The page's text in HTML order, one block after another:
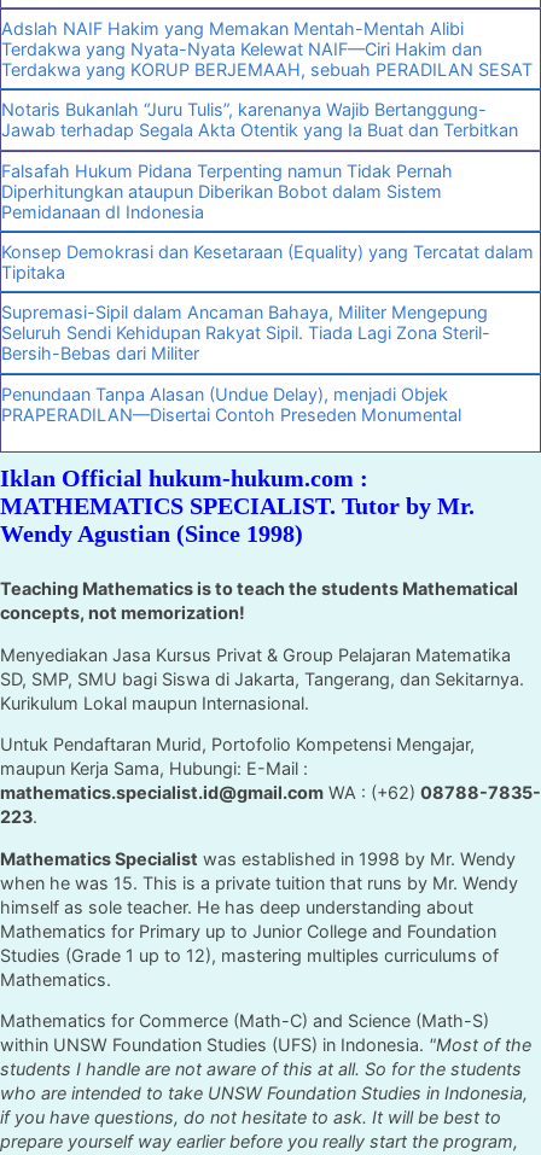
Adslah NAIF Hakim yang Memakan Mentah-Mentah Alibi
Terdakwa yang Nyata-Nyata Kelewat NAIF—Ciri Hakim dan
Terdakwa yang KORUP BERJEMAAH, sebuah PERADILAN SESAT
Notaris Bukanlah “Juru Tulis”, karenanya Wajib Bertanggung-
Jawab terhadap Segala Akta Otentik yang Ia Buat dan Terbitkan
Falsafah Hukum Pidana Terpenting namun Tidak Pernah
Diperhitungkan ataupun Diberikan Bobot dalam Sistem
Pemidanaan dI Indonesia
Konsep Demokrasi dan Kesetaraan (Equality) yang Tercatat dalam
Tipitaka
Supremasi-Sipil dalam Ancaman Bahaya, Militer Mengepung
Seluruh Sendi Kehidupan Rakyat Sipil. Tiada Lagi Zona Steril-
Bersih-Bebas dari Militer
Penundaan Tanpa Alasan (Undue Delay), menjadi Objek
PRAPERADILAN—Disertai Contoh Preseden Monumental
Iklan Official hukum-hukum.com :
MATHEMATICS SPECIALIST. Tutor by Mr.
Wendy Agustian (Since 1998)
Teaching Mathematics is to teach the students Mathematical
concepts, not memorization!
Menyediakan Jasa Kursus Privat & Group Pelajaran Matematika
SD, SMP, SMU bagi Siswa di Jakarta, Tangerang, dan Sekitarnya.
Kurikulum Lokal maupun Internasional.
Untuk Pendaftaran Murid, Portofolio Kompetensi Mengajar,
maupun Kerja Sama, Hubungi: E-Mail :
mathematics.specialist.id@gmail.com WA : (+62) 08788-7835-
223.
Mathematics Specialist was established in 1998 by Mr. Wendy
when he was 15. This is a private tuition that runs by Mr. Wendy
himself as sole teacher. He has deep understanding about
Mathematics for Primary up to Junior College and Foundation
Studies (Grade 1 up to 12), mastering multiples curriculums of
Mathematics.
Mathematics for Commerce (Math-C) and Science (Math-S)
within UNSW Foundation Studies (UFS) in Indonesia. "Most of the
students I handle are not aware of this at all. So for the students
who are intended to take UNSW Foundation Studies in Indonesia,
if you have questions, do not hesitate to ask. It will be best to
prepare yourself way earlier before you really start the program,